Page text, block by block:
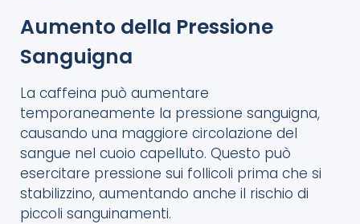
Aumento della Pressione
Sanguigna
La caffeina può aumentare
temporaneamente la pressione sanguigna,
causando una maggiore circolazione del
sangue nel cuoio capelluto. Questo può
esercitare pressione sui follicoli prima che si
stabilizzino, aumentando anche il rischio di
piccoli sanguinamenti.